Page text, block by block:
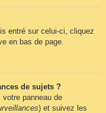
entré sur celui-ci, cliquez
en bas de page.
de sujets ?
panneau de
) et suivez les